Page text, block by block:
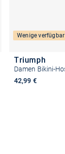
Wenige verfügbar
Triumph
42,99 €